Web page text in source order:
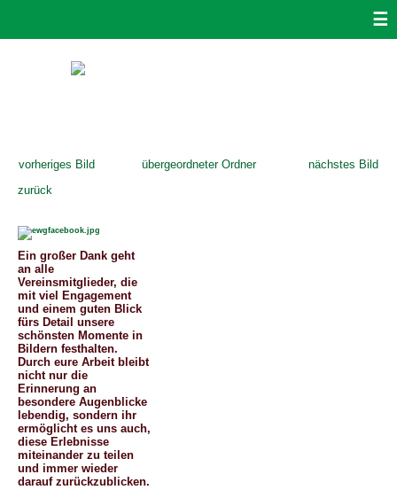
☰
Ein großer Dank geht
an alle
Vereinsmitglieder, die
mit viel Engagement
und einem guten Blick
fürs Detail unsere
schönsten Momente in
Bildern festhalten.
Durch eure Arbeit bleibt
nicht nur die
Erinnerung an
besondere Augenblicke
lebendig, sondern ihr
ermöglicht es uns auch,
diese Erlebnisse
miteinander zu teilen
und immer wieder
darauf zurückzublicken.
vorheriges Bild übergeordneter Ordner
nächstes Bild
zurück